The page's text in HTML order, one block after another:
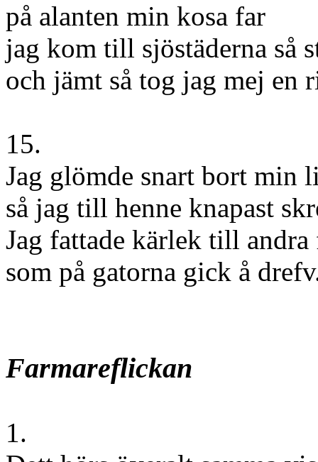
på alanten min kosa far
jag kom till sjöstäderna så
och jämt så tog jag mej en
15.
Jag glömde snart bort min
så jag till henne knapast
Jag fattade kärlek till
som på gatorna gick å
Farmareflickan
1.